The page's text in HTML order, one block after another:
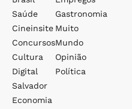
Saúde
Cineinsite
Concursos
Cultura
Digital
Salvador
Economia
Gastronomia
Muito
Mundo
Opinião
Política